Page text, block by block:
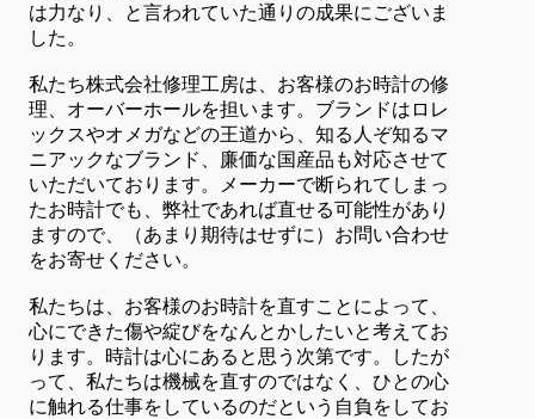
は力なり、と言われていた通りの成果にございま
した。
私たち株式会社修理工房は、お客様のお時計の修
理、オーバーホールを担います。ブランドはロレ
ックスやオメガなどの王道から、知る人ぞ知るマ
ニアックなブランド、廉価な国産品も対応させて
いただいております。メーカーで断られてしまっ
たお時計でも、弊社であれば直せる可能性があり
ますので、（あまり期待はせずに）お問い合わせ
をお寄せください。
私たちは、お客様のお時計を直すことによって、
心にできた傷や綻びをなんとかしたいと考えてお
ります。時計は心にあると思う次第です。したが
って、私たちは機械を直すのではなく、ひとの心
に触れる仕事をしているのだという自負をしてお